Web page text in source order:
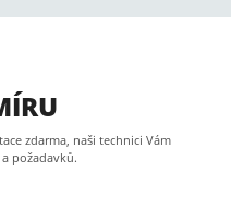
zdarma, naši technici Vám
požadavků.